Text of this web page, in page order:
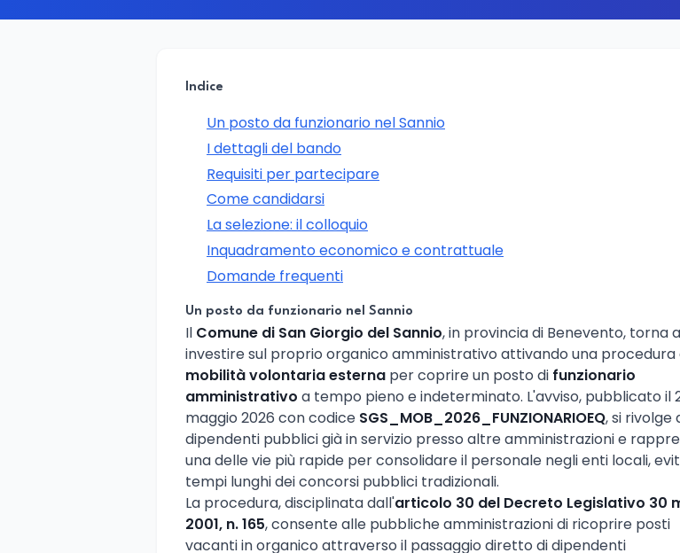
Indice
Un posto da funzionario nel Sannio
I dettagli del bando
Requisiti per partecipare
Come candidarsi
La selezione: il colloquio
Inquadramento economico e contrattuale
Domande frequenti
Un posto da funzionario nel Sannio
Il Comune di San Giorgio del Sannio, in provincia di Benevento, torna a
investire sul proprio organico amministrativo attivando una procedura
mobilità volontaria esterna per coprire un posto di funzionario
amministrativo a tempo pieno e indeterminato. L'avviso, pubblicato il
maggio 2026 con codice SGS_MOB_2026_FUNZIONARIOEQ, si rivolge
dipendenti pubblici già in servizio presso altre amministrazioni e
una delle vie più rapide per consolidare il personale negli enti locali,
tempi lunghi dei concorsi pubblici tradizionali.
La procedura, disciplinata dall'articolo 30 del Decreto Legislativo 30
2001, n. 165, consente alle pubbliche amministrazioni di ricoprire posti
vacanti in organico attraverso il passaggio diretto di dipendenti